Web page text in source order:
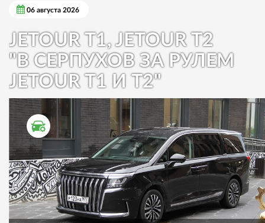
06 августа 2026
JETOUR T1, JETOUR T2
"В СЕРПУХОВ ЗА РУЛЕМ
JETOUR T1 И T2"
ТЕСТ ДРАЙВ